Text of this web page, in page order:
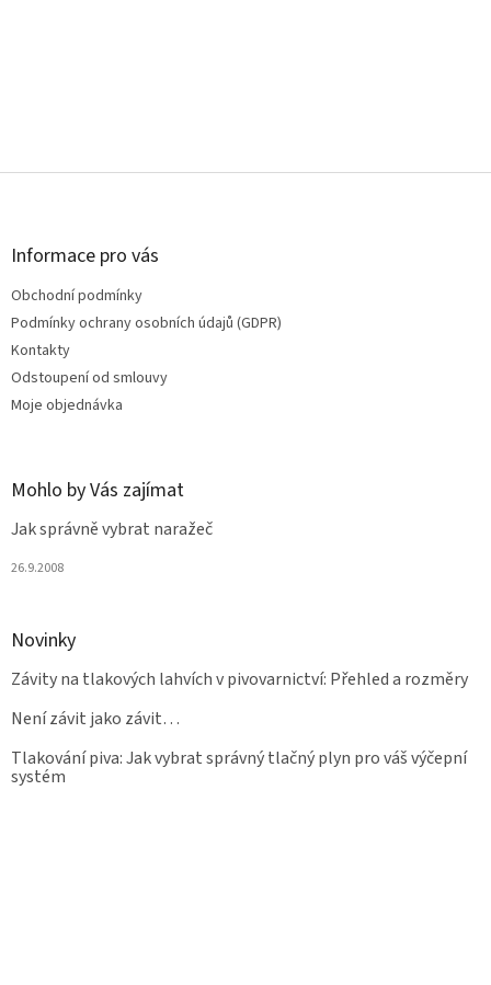
Z
Informace pro vás
Obchodní podmínky
Podmínky ochrany osobních údajů (GDPR)
Kontakty
Odstoupení od smlouvy
Moje objednávka
Mohlo by Vás zajímat
Jak správně vybrat naražeč
26.9.2008
Novinky
Závity na tlakových lahvích v pivovarnictví: Přehled a rozměry
Není závit jako závit…
Tlakování piva: Jak vybrat správný tlačný plyn pro váš výčepní
systém